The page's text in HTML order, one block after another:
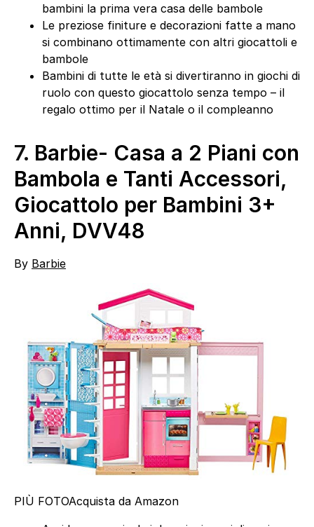
bambini la prima vera casa delle bambole
Le preziose finiture e decorazioni fatte a mano
si combinano ottimamente con altri giocattoli e
bambole
Bambini di tutte le età si divertiranno in giochi di
ruolo con questo giocattolo senza tempo – il
regalo ottimo per il Natale o il compleanno
7. Barbie- Casa a 2 Piani con
Bambola e Tanti Accessori,
Giocattolo per Bambini 3+
Anni, DVV48
By Barbie
PIÙ FOTOAcquista da Amazon